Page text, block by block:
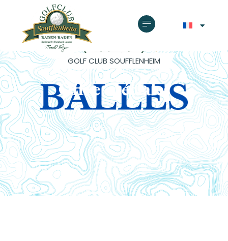
GOLF CLUB SOUFFLENHEIM
Offre spéciales